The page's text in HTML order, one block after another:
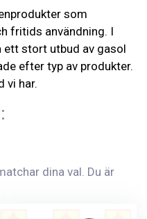
som
fritids användning. I
ett stort utbud av gasol
efter typ av produkter.
vi har.
dina val. Du är